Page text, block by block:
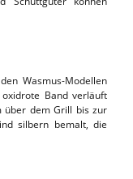
Wasmus-Modellen
Band verläuft
über dem Grill bis zur
silbern bemalt, die